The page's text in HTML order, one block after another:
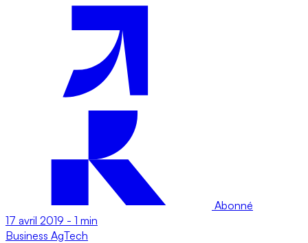
Abonné
17 avril 2019 - 1 min
Business AgTech